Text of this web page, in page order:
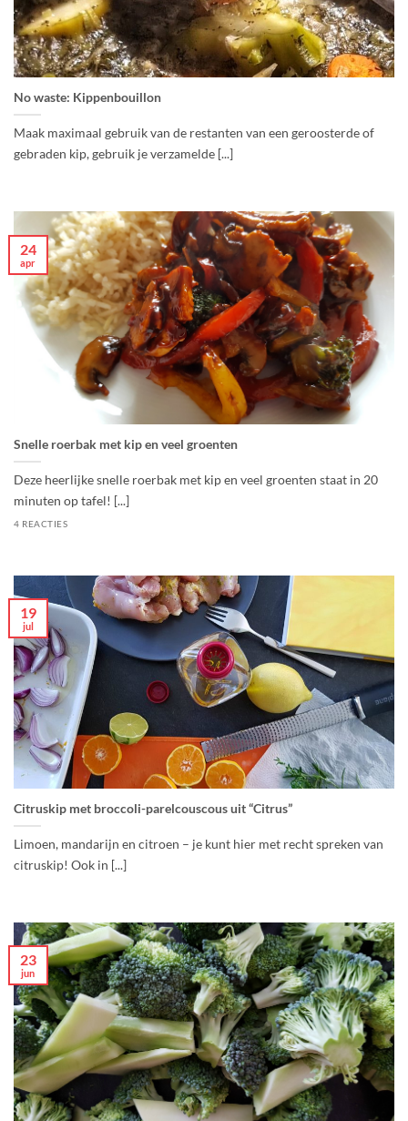
No waste: Kippenbouillon
Maak maximaal gebruik van de restanten van een geroosterde of
gebraden kip, gebruik je verzamelde [...]
Snelle roerbak met kip en veel groenten
Deze heerlijke snelle roerbak met kip en veel groenten staat in 20
minuten op tafel! [...]
4 REACTIES
24
apr
Citruskip met broccoli-parelcouscous uit “Citrus”
Limoen, mandarijn en citroen – je kunt hier met recht spreken van
citruskip! Ook in [...]
19
jul
23
jun